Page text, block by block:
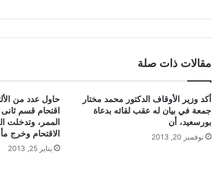
مقالات ذات صلة
أكد وزير الأوقاف الدكتور محمد مختار
جمعة في بيان له عقب لقائه بدعاة
بورسعيد، أن
نوفمبر 20, 2013
حاول عدد من
اقتحام قسم ثانى
الممر، وتدخلت
الاقتحام وخرج
يناير 25, 2013